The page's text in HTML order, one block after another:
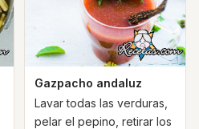
Gazpacho andaluz
Lavar todas las verduras,
pelar el pepino, retirar los